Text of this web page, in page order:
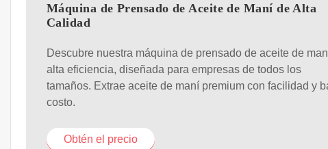
Máquina de Prensado de Aceite de Maní de Alta
Calidad
Descubre nuestra máquina de prensado de aceite de
alta eficiencia, diseñada para empresas de todos los
tamaños. Extrae aceite de maní premium con facilidad y
costo.
Obtén el precio